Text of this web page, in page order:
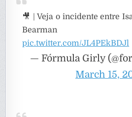
🎥 | Veja o incidente entre
Bearman
pic.twitter.com/JL4PEkBDJl
— Fórmula Girly
March 15,